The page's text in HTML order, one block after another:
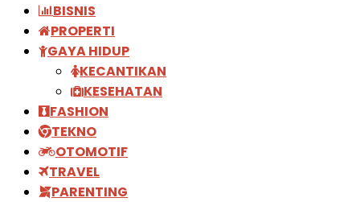
BISNIS
PROPERTI
GAYA HIDUP
KECANTIKAN
KESEHATAN
FASHION
TEKNO
OTOMOTIF
TRAVEL
PARENTING